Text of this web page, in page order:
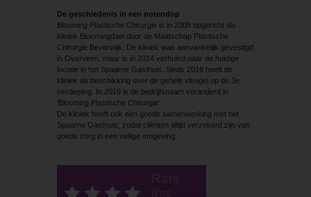
De geschiedenis in een notendop
Blooming Plastische Chirurgie is in 2008 opgericht als
kliniek Bloemingdael door de Maatschap Plastische
Chirurgie Beverwijk. De kliniek was aanvankelijk gevestigd
in Overveen, maar is in 2014 verhuisd naar de huidige
locatie in het Spaarne Gasthuis. Sinds 2018 heeft de
kliniek de beschikking over de gehele vleugel op de 3e
verdieping. In 2019 is de bedrijfsnaam veranderd in
‘Blooming Plastische Chirurgie’.
De kliniek heeft ook een goede samenwerking met het
Spaarne Gasthuis, zodat cliënten altijd verzekerd zijn van
goede zorg in een veilige omgeving.